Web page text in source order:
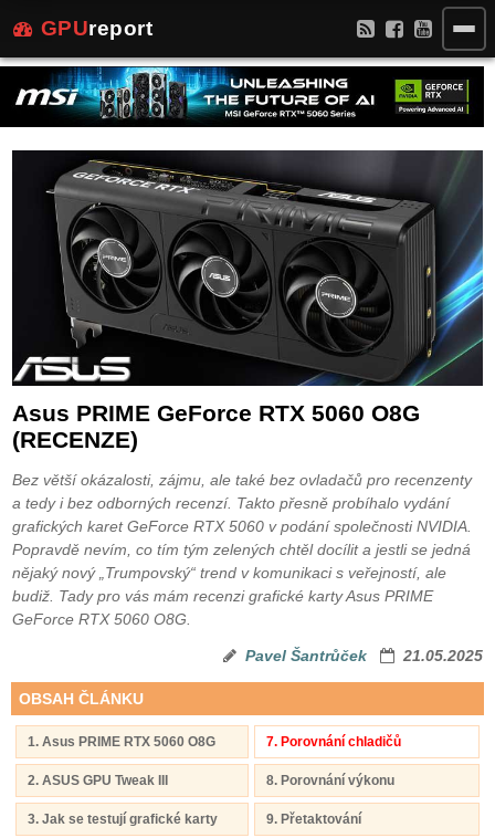
GPUreport
Asus PRIME GeForce RTX 5060 O8G
(RECENZE)
Bez větší okázalosti, zájmu, ale také bez ovladačů pro recenzenty
a tedy i bez odborných recenzí. Takto přesně probíhalo vydání
grafických karet GeForce RTX 5060 v podání společnosti NVIDIA.
Popravdě nevím, co tím tým zelených chtěl docílit a jestli se jedná
nějaký nový „Trumpovský“ trend v komunikaci s veřejností, ale
budiž. Tady pro vás mám recenzi grafické karty Asus PRIME
GeForce RTX 5060 O8G.
Pavel Šantrůček 21.05.2025
OBSAH ČLÁNKU
1. Asus PRIME RTX 5060 O8G 7. Porovnání chladičů
2. ASUS GPU Tweak III 8. Porovnání výkonu
3. Jak se testují grafické karty 9. Přetaktování